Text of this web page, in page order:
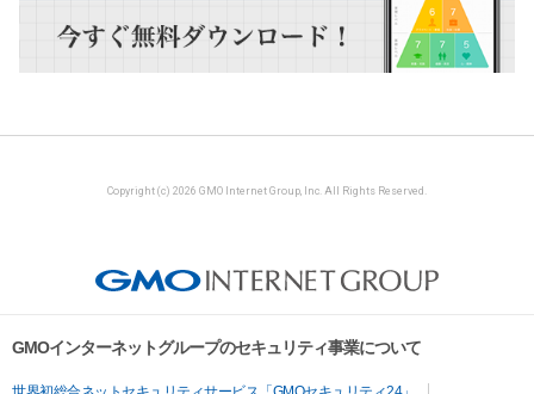
Copyright (c) 2026 GMO Internet Group, Inc. All Rights Reserved.
GMOインターネットグループのセキュリティ事業について